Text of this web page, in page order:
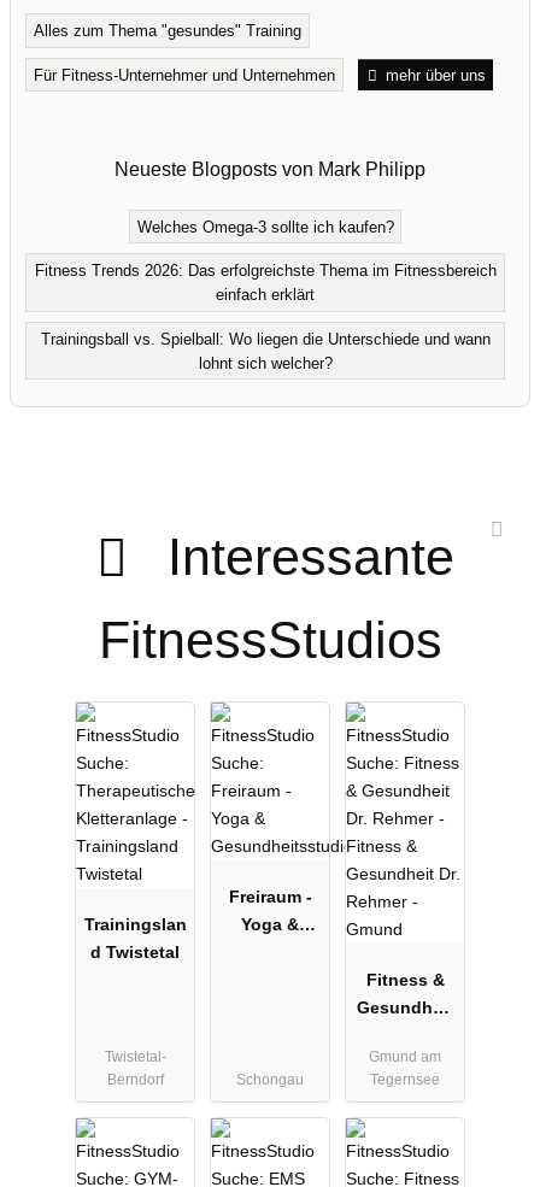
Interessante
FitnessStudios
Trainingslan
d Twistetal
Twistetal-
Berndorf
Freiraum -
Yoga &
Schongau
Fitness &
Gesundheit
Gmund
Gmund am
Tegernsee
Alles zum Thema "gesundes" Training
Für Fitness-Unternehmer und Unternehmen mehr über uns
Neueste Blogposts von Mark Philipp
Welches Omega-3 sollte ich kaufen?
Fitness Trends 2026: Das erfolgreichste Thema im Fitnessbereich
einfach erklärt
Trainingsball vs. Spielball: Wo liegen die Unterschiede und wann
lohnt sich welcher?